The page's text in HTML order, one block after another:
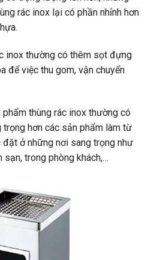
rác inox lại có phần nhỉnh hơn
inox thường có thêm sọt đựng
để việc thu gom, vận chuyển
phẩm thùng rác inox thường có
trọng hơn các sản phẩm làm từ
ở những nơi sang trọng như
sạn, trong phòng khách,…